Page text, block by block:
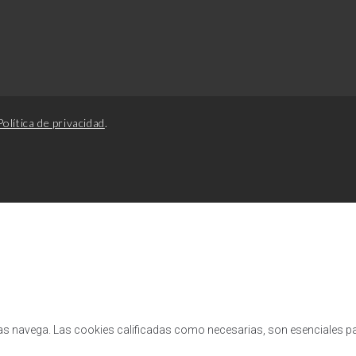
de privacidad.
navega. Las cookies calificadas como necesarias, son esenciales